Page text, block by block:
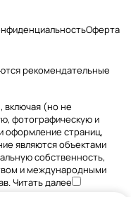
Оферта
рекомендательные
включая (но не
фотографическую и
оформление страниц,
являются объектами
собственность,
и международными
Читать далее